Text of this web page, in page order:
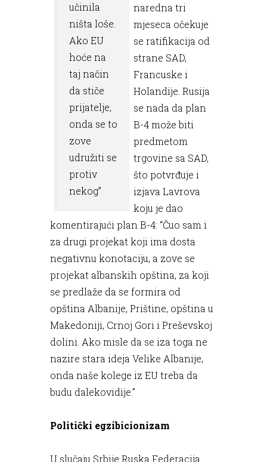
učinila
ništa loše.
Ako EU
hoće na
taj način
da stiče
prijatelje,
onda se to
zove
udružiti se
protiv
nekog”
naredna tri
mjeseca očekuje
se ratifikacija od
strane SAD,
Francuske i
Holandije. Rusija
se nada da plan
B-4 može biti
predmetom
trgovine sa SAD,
što potvrđuje i
izjava Lavrova
koju je dao
komentirajući plan B-4: “Čuo sam i
za drugi projekat koji ima dosta
negativnu konotaciju, a zove se
projekat albanskih opština, za koji
se predlaže da se formira od
opština Albanije, Prištine, opština u
Makedoniji, Crnoj Gori i Preševskoj
dolini. Ako misle da se iza toga ne
nazire stara ideja Velike Albanije,
onda naše kolege iz EU treba da
budu dalekovidije.”
Politički egzibicionizam
U slučaju Srbije Ruska Federacija